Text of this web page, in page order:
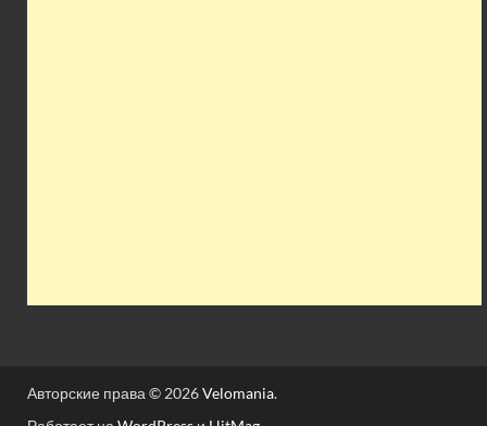
Авторские права © 2026Velomania.